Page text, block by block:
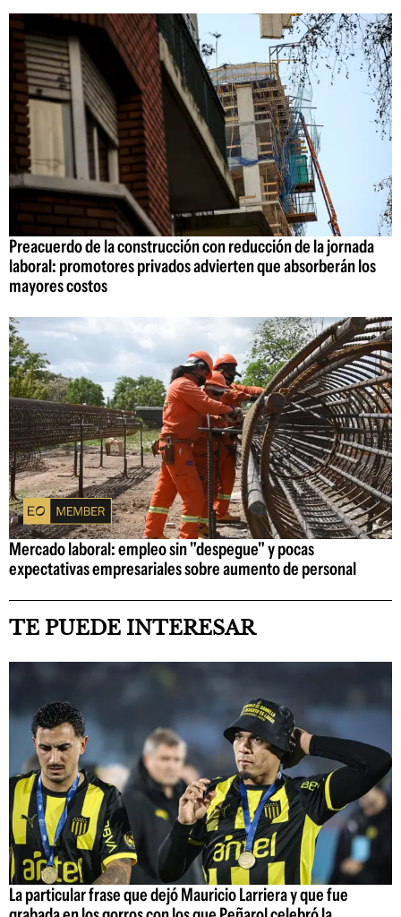
Preacuerdo de la construcción con reducción de la jornada
laboral: promotores privados advierten que absorberán los
mayores costos
Mercado laboral: empleo sin "despegue" y pocas
expectativas empresariales sobre aumento de personal
TE PUEDE INTERESAR
La particular frase que dejó Mauricio Larriera y que fue